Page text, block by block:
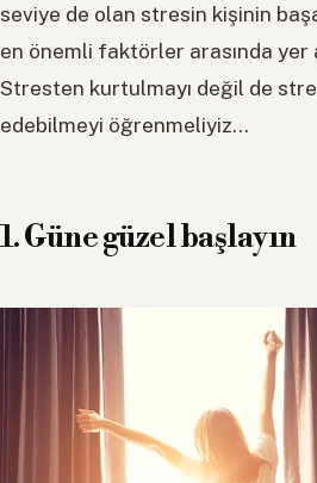
seviye de olan stresin kişinin
en önemli faktörler arasında yer
Stresten kurtulmayı değil de
edebilmeyi öğrenmeliyiz…
1. Güne güzel başlayın